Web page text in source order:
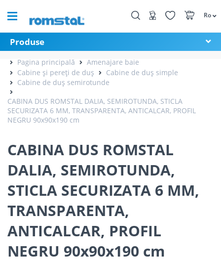
Ro
Produse
Pagina principală
Amenajare baie
Cabine și pereți de duș
Cabine de duș simple
Cabine de duș semirotunde
CABINA DUS ROMSTAL DALIA, SEMIROTUNDA, STICLA
SECURIZATA 6 MM, TRANSPARENTA, ANTICALCAR, PROFIL
NEGRU 90x90x190 cm
CABINA DUS ROMSTAL
DALIA, SEMIROTUNDA,
STICLA SECURIZATA 6 MM,
TRANSPARENTA,
ANTICALCAR, PROFIL
NEGRU 90x90x190 cm